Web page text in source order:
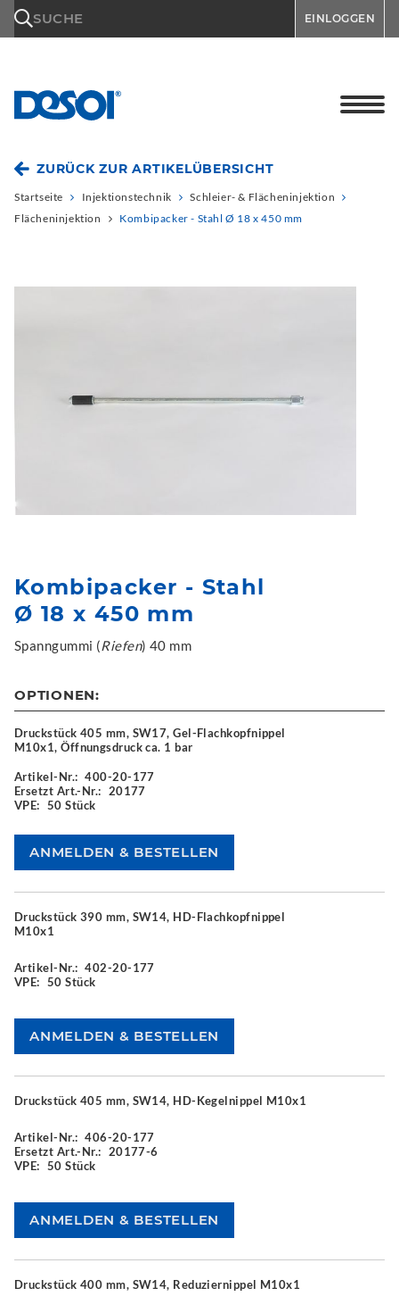
SUCHE EINLOGGEN
ZURÜCK ZUR ARTIKELÜBERSICHT
Startseite Injektionstechnik
Schleier- & Flächeninjektion
Flächeninjektion
Kombipacker - Stahl Ø 18 x 450 mm
Kombipacker - Stahl
Ø 18 x 450 mm
Spanngummi (Riefen) 40 mm
OPTIONEN:
Druckstück 405 mm, SW17, Gel-Flachkopfnippel
M10x1, Öffnungsdruck ca. 1 bar
Artikel-Nr.: 400-20-177
Ersetzt Art.-Nr.: 20177
VPE: 50 Stück
Druckstück 390 mm, SW14, HD-Flachkopfnippel
M10x1
Artikel-Nr.: 402-20-177
VPE: 50 Stück
Druckstück 405 mm, SW14, HD-Kegelnippel M10x1
Artikel-Nr.: 406-20-177
Ersetzt Art.-Nr.: 20177-6
VPE: 50 Stück
Druckstück 400 mm, SW14, Reduziernippel M10x1